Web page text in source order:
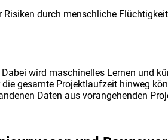
durch menschliche
wird maschinelles Lernen und
gesamte Projektlaufzeit hinweg
Daten aus vorangehenden